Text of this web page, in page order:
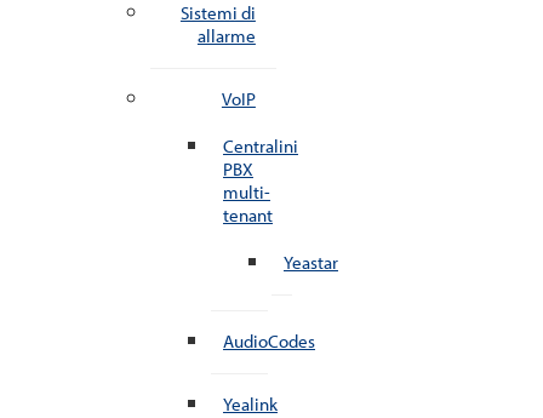
Sistemi di
allarme
VoIP
Centralini
PBX
multi-
tenant
Yeastar
AudioCodes
Yealink